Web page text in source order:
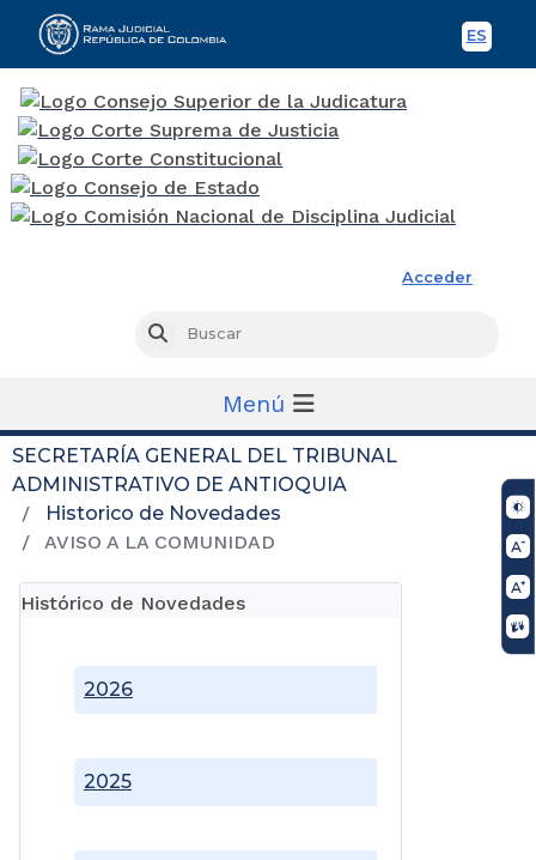
ES
Acceder
Buscar
Menú
SECRETARÍA GENERAL DEL TRIBUNAL
ADMINISTRATIVO DE ANTIOQUIA
Historico de Novedades
AVISO A LA COMUNIDAD
Histórico de Novedades
2025
2026